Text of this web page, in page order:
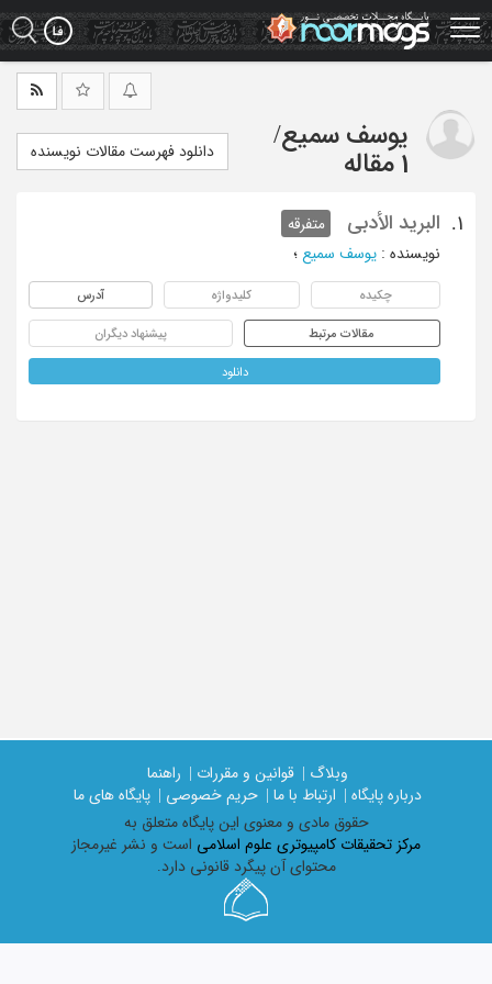
Skip
to
main
یوسف سمیع/
1 مقاله
دانلود فهرست مقالات نویسنده
1. البرید الأدبی
متفرقه
نویسنده : یوسف سمیع ؛
چکیده کلیدواژه آدرس
مقالات مرتبط پیشنهاد دیگران
دانلود
وبلاگ | قوانین و مقررات |
راهنما
درباره پایگاه |
ارتباط با ما | حریم خصوصی |
پایگاه های ما
حقوق مادی و معنوی اين پايگاه متعلق به
مرکز تحقیقات کامپیوتری علوم اسلامی است و نشر غیرمجاز
محتوای آن پیگرد قانونی دارد.